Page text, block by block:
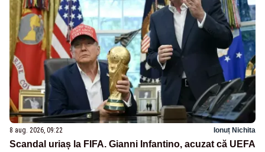
8 aug. 2026, 09:22 Ionuț Nichita
Scandal uriaș la FIFA. Gianni Infantino, acuzat că UEFA